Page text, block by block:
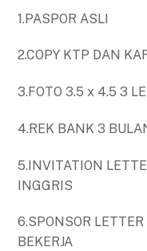
1.PASPOR ASLI
2.COPY KTP DAN
3.FOTO 3.5 x 4.5 3
4.REK BANK 3
5.INVITATION
INGGRIS
6.SPONSOR
BEKERJA